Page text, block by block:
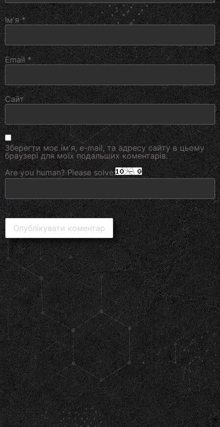
Ім'я*
Email*
Сайт
Зберегти моє ім'я, e-mail, та адресу сайту в цьому
браузері для моїх подальших коментарів.
Are you human? Please solve: